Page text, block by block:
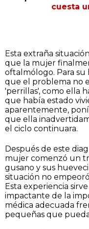
cuesta
Esta extraña
que la mujer
oftalmólogo. Para su
que el problema no
'perrillas', como ella
que había estado
aparentemente,
que ella
el ciclo continuara.
Después de este
mujer comenzó un
gusano y sus
situación no
Esta experiencia
impactante de la
médica adecuada
pequeñas que